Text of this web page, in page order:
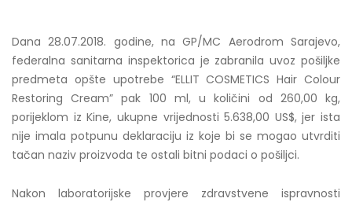
Dana 28.07.2018. godine, na GP/MC Aerodrom Sarajevo,
federalna sanitarna inspektorica je zabranila uvoz pošiljke
predmeta opšte upotrebe “ELLIT COSMETICS Hair Colour
Restoring Cream” pak 100 ml, u količini od 260,00 kg,
porijeklom iz Kine, ukupne vrijednosti 5.638,00 US$, jer ista
nije imala potpunu deklaraciju iz koje bi se mogao utvrditi
tačan naziv proizvoda te ostali bitni podaci o pošiljci.
Nakon laboratorijske provjere zdravstvene ispravnosti